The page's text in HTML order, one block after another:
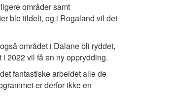
områder samt
ble tildelt, og i Rogaland vil det
området i Dalane bli ryddet,
2022 vil få en ny opprydding.
fantastiske arbeidet alle de
er derfor ikke en